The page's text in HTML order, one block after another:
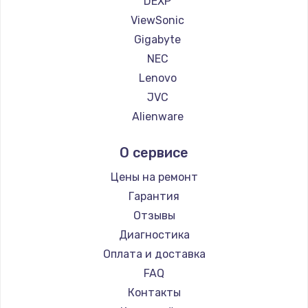
1260 руб.
Установка драйверов
725 руб.
Заказать
Заказать
Ремонт цепей питания
2500 руб.
Заказать
ViewSonic
Gigabyte
NEC
Lenovo
JVC
Alienware
Thunderobot
Hisense
АОС
Ardor
Machenike
iru
Titan Army
iFFALCON
О сервисе
Цены на ремонт
Гарантия
Отзывы
Диагностика
Оплата и доставка
FAQ
Контакты